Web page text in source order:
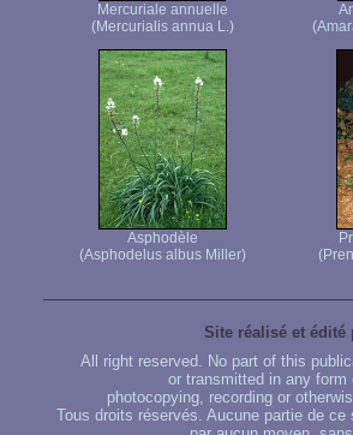
Mercuriale annuelle
(Mercurialis annua L.)
Asphodèle
(Asphodelus albus Miller)
Site réalisé et édité
All right reserved. No part of this
or transmitted in any
photocopying, recording or
Tous droits réservés. Aucune partie de